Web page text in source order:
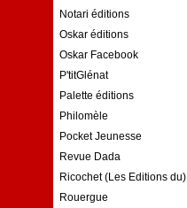
Notari éditions
Oskar éditions
Oskar Facebook
P'titGlénat
Palette éditions
Philomèle
Pocket Jeunesse
Revue Dada
Ricochet (Les Editions du)
Rouergue